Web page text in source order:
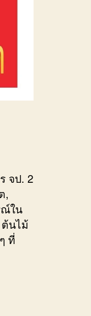
จป. 2
,
ณ์ใน
นไม้
ที่